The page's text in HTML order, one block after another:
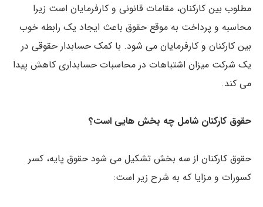
مطلوب بین کارکنان، مقامات قانونی و کارفرمایان است زیرا
محاسبه و پرداخت به موقع حقوق باعث ایجاد یک رابطه خوب
بین کارکنان و کارفرمایان می شود. با کمک حسابدار حقوقی در
یک شرکت میزان اشتباهات در محاسبات حسابداری کاهش پیدا
می کند.
حقوق کارکنان شامل چه بخش هایی است؟
حقوق کارکنان از سه بخش تشکیل می شود حقوق پایه، کسر
کسورات و مزایا که به شرح زیر است: